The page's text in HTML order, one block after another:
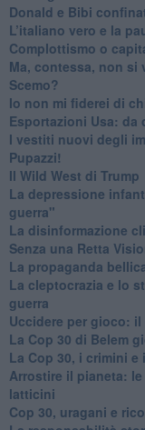
Donald e Bibi
L’italiano vero e la
​Complottismo o
​Ma, contessa, non si
Scemo?
​Io non mi fiderei di
Esportazioni Usa: da
​I vestiti nuovi degli
​Pupazzi!
​Il Wild West di Trump
​La depressione
guerra"
​La disinformazione
Senza una Retta
​La propaganda
​La cleptocrazia e lo
guerra
​Uccidere per gioco:
​La Cop 30 di Belem
La Cop 30, i crimini
Arrostire il pianeta:
latticini
​Cop 30, uragani e